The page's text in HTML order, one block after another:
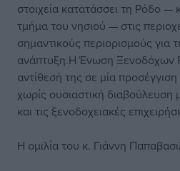
στοιχεία κατατάσσει τη Ρόδο —
τμήμα του νησιού — στις
σημαντικούς περιορισμούς για
ανάπτυξη.Η Ένωση Ξενοδόχων
αντίθεσή της σε μία
χωρίς ουσιαστική διαβούλευση
και τις ξενοδοχειακές
Η ομιλία του κ. Γιάννη